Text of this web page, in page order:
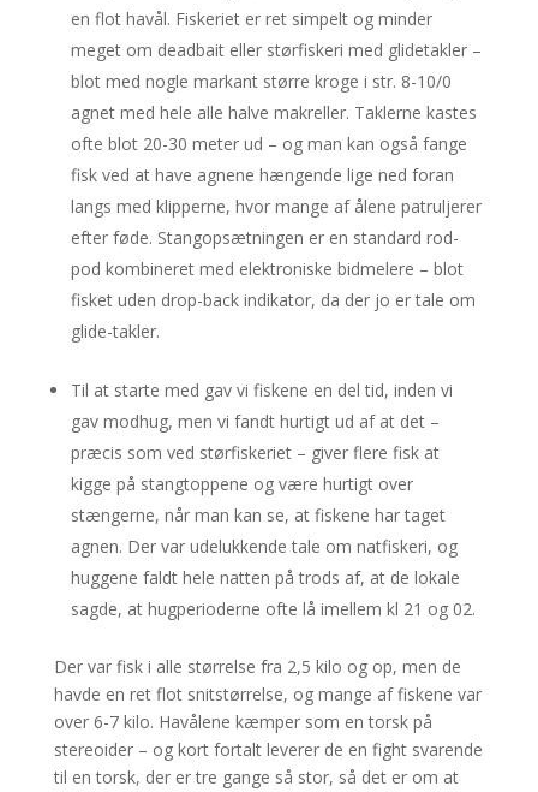
en flot havål. Fiskeriet er ret simpelt og minder
meget om deadbait eller størfiskeri med glidetakler –
blot med nogle markant større kroge i str. 8-10/0
agnet med hele alle halve makreller. Taklerne kastes
ofte blot 20-30 meter ud – og man kan også fange
fisk ved at have agnene hængende lige ned foran
langs med klipperne, hvor mange af ålene patruljerer
efter føde. Stangopsætningen er en standard rod-
pod kombineret med elektroniske bidmelere – blot
fisket uden drop-back indikator, da der jo er tale om
glide-takler.
Til at starte med gav vi fiskene en del tid, inden vi
gav modhug, men vi fandt hurtigt ud af at det –
præcis som ved størfiskeriet – giver flere fisk at
kigge på stangtoppene og være hurtigt over
stængerne, når man kan se, at fiskene har taget
agnen. Der var udelukkende tale om natfiskeri, og
huggene faldt hele natten på trods af, at de lokale
sagde, at hugperioderne ofte lå imellem kl 21 og 02.
Der var fisk i alle størrelse fra 2,5 kilo og op, men de
havde en ret flot snitstørrelse, og mange af fiskene var
over 6-7 kilo. Havålene kæmper som en torsk på
stereoider – og kort fortalt leverer de en fight svarende
til en torsk, der er tre gange så stor, så det er om at